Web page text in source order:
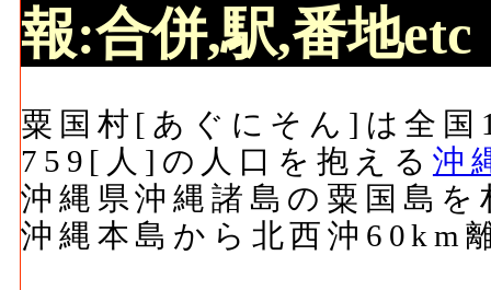
報:合併,駅,番地etc
粟国村[あぐにそん]は全
759[人]の人口を抱える 沖
沖縄県沖縄諸島の粟国島
沖縄本島から北西沖60km